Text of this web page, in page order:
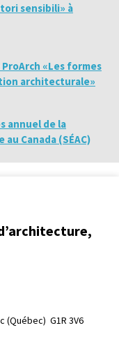
sensibili» à
«Les formes
architecturale»
annuel de la
Canada (SÉAC)
(Québec)  G1R 3V6